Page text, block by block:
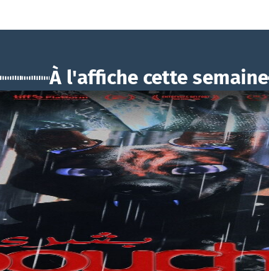
À l'affiche cette semaine
BOUCHRA